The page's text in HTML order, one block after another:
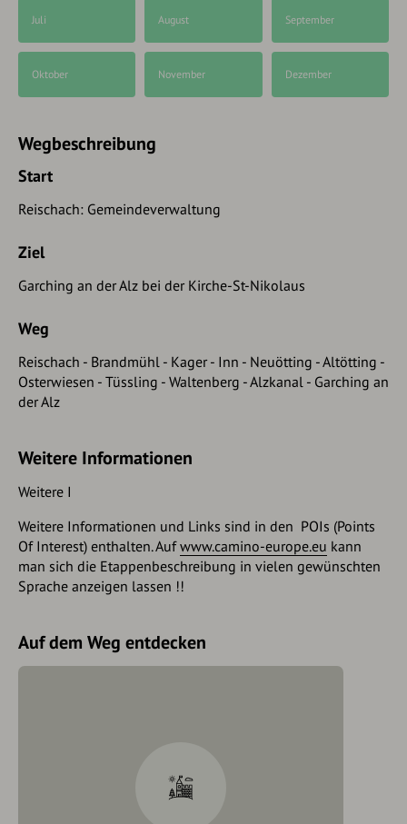
Juli August September
Oktober November Dezember
Wegbeschreibung
Start
Reischach: Gemeindeverwaltung
Ziel
Garching an der Alz bei der Kirche-St-Nikolaus
Weg
Reischach - Brandmühl - Kager - Inn - Neuötting - Altötting -
Osterwiesen - Tüssling - Waltenberg - Alzkanal - Garching an
der Alz
Weitere Informationen
Weitere I
Weitere Informationen und Links sind in den POIs (Points
Of Interest) enthalten. Aufwww.camino-europe.eu kann
man sich die Etappenbeschreibung in vielen gewünschten
Sprache anzeigen lassen !!
Auf dem Weg entdecken